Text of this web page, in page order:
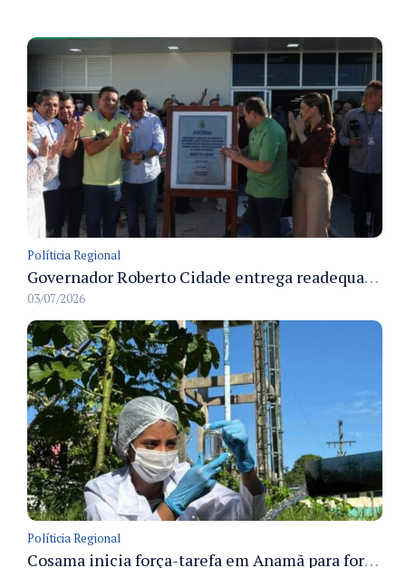
Políticia Regional
Governador Roberto Cidade entrega readequação do ambulatório da FCecon e amplia capacidade de atendimento oncológico em Manaus
03/07/2026
Políticia Regional
Cosama inicia força-tarefa em Anamã para fortalecer abastecimento de água e segurança hídrica da população